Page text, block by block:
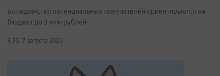
Большинство потенциальных покупателей ориентируются на
бюджет до 3 млн рублей
9:55, 7 августа 2026